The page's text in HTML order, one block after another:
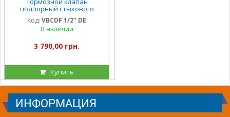
подпорный стыкового
монтажа VBCDF 1/2" DE для
гидромоторов OMS , МР, MR
Код: VBCDF 1/2" DE
В наличии
3 790,00 грн.
Купить
ИНФОРМАЦИЯ